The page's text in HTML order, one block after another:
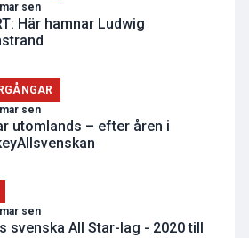
sen
Här hamnar Ludwig
sen
utomlands – efter åren i
sen
svenska All Star-lag - 2020 till